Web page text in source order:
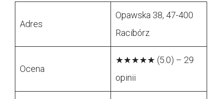
Adres
Opawska 38, 47-400
Racibórz
Ocena
★★★★★ (5.0) – 29
opinii